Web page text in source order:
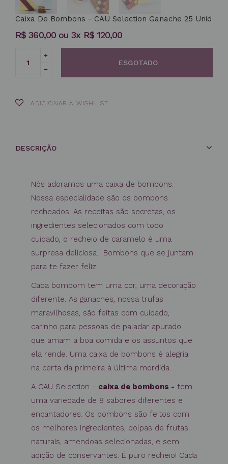
Caixa De Bombons - CAU Selection Ganache 25 Unid
Preço
R$ 360,00 ou 3x R$ 120,00
Translation
missing:
Translation
ESGOTADO
ADICIONAR À WISHLIST
DESCRIÇÃO
Nós adoramos uma caixa de bombons.
Nossa especialidade são os bombons
recheados. As receitas são secretas, os
ingredientes selecionados com todo
cuidado, o recheio de caramelo é uma
surpresa deliciosa.
Bombons que se juntam
para te fazer feliz.
Cada bombom tem uma cor, uma decoração
diferente. As ganaches, nossa trufas
maravilhosas, são feitas com cuidado,
carinho para pessoas de paladar apurado
que amam a boa comida e os assuntos que
ela rende. Uma caixa de bombons é alegria
na certa da primeira à última mordida.
A CAU Selection - caixa de bombons - tem
uma variedade de 8 sabores diferentes e
encantadores. Os bombons são feitos com
os melhores ingredientes, polpas de frutas
naturais, amendoas selecionadas, e sem
adição de conservantes. É puro recheio! Cada